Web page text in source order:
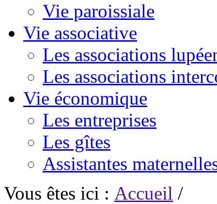
Vie paroissiale
Vie associative
Les associations
Les associations
Vie économique
Les entreprises
Les gîtes
Assistantes
Vous êtes ici : Accueil /